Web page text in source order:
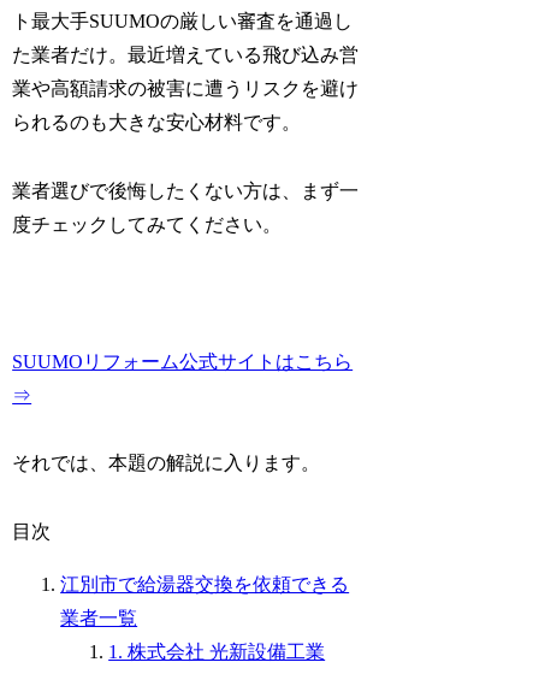
ト最大手SUUMOの厳しい審査を通過し
た業者だけ。最近増えている飛び込み営
業や高額請求の被害に遭うリスクを避け
られるのも大きな安心材料です。
業者選びで後悔したくない方は、まず一
度チェックしてみてください。
SUUMOリフォーム公式サイトはこちら
⇒
それでは、本題の解説に入ります。
目次
江別市で給湯器交換を依頼できる
業者一覧
1. 株式会社 光新設備工業